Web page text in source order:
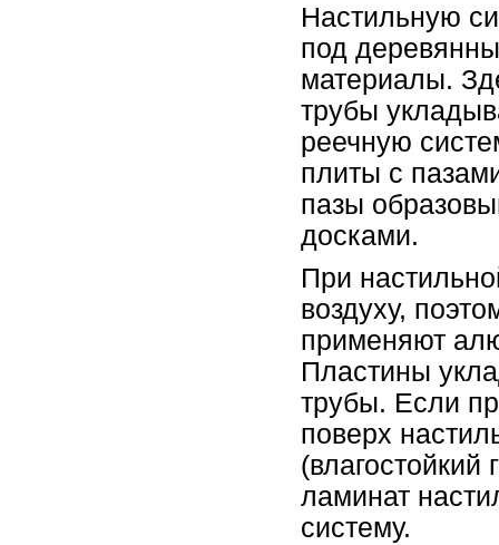
Настильную
под
материалы.
трубы
реечную
плиты с
пазы
досками.
При
воздуху,
применяют
Пластины
трубы. Если
поверх
ламинат
систему.